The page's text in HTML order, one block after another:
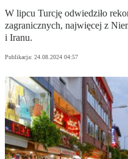
W lipcu Turcję odwiedziło
zagranicznych, najwięcej z
i Iranu.
Publikacja: 24.08.2024 04:57